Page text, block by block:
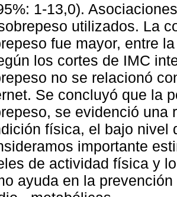
1-13,0).
utilizados. La
fue mayor, entre
los cortes de IMC
no se relacionó
Se concluyó que la
se evidenció una
física, el bajo nivel
importante
de actividad física y
ayuda en la